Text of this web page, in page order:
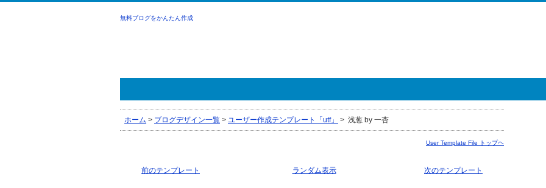
無料ブログをかんたん作成
ホーム > ブログデザイン一覧 > ユーザー作成テンプレート「utf」 > 浅葱 by 一杏
User Template File トップヘ
前のテンプレート 次のテンプレート
ランダム表示